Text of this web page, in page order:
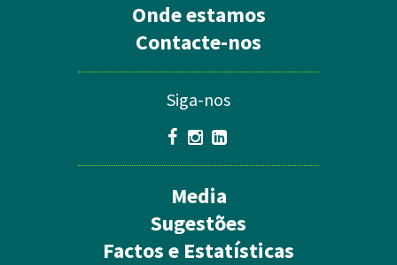
Onde estamos
Contacte-nos
Siga-nos
Media
Sugestões
Factos e Estatísticas